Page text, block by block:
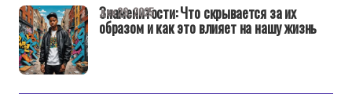
Знаменитости: Что скрывается за их
образом и как это влияет на нашу жизнь
дек 29, 2025